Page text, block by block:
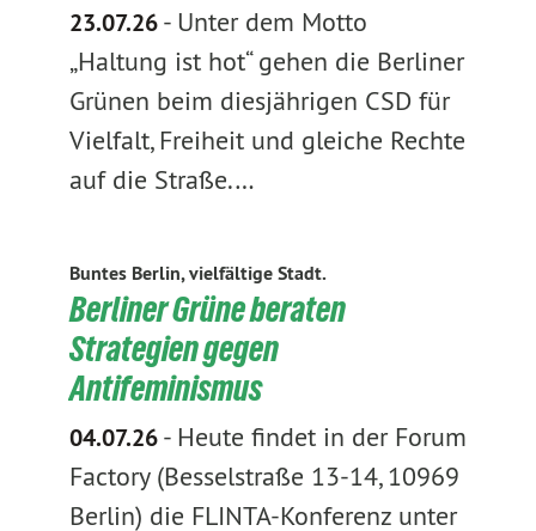
23.07.26- Unter dem Motto
„Haltung ist hot“ gehen die Berliner
Grünen beim diesjährigen CSD für
Vielfalt, Freiheit und gleiche Rechte
auf die Straße.…
Buntes Berlin, vielfältige Stadt.
Berliner Grüne beraten
Strategien gegen
Antifeminismus
04.07.26- Heute findet in der Forum
Factory (Besselstraße 13-14, 10969
Berlin) die FLINTA-Konferenz unter